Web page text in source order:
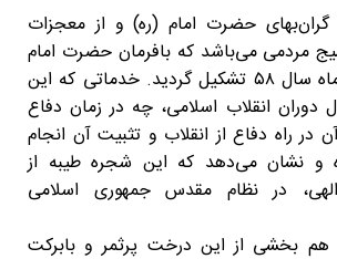
گران‌بهای حضرت امام (ره) و از معجزات
مردمی می‌باشد که بافرمان حضرت امام
در تاریخ پنجم آذرماه سال ۵۸ تشکیل گردید. خدماتی که این
دوران انقلاب اسلامی، چه در زمان دفاع
راه دفاع از انقلاب و تثبیت آن انجام
و نشان می‌دهد که این شجره طیبه از
الهی، در نظام مقدس جمهوری اسلامی
بخشی از این درخت پرثمر و بابرکت